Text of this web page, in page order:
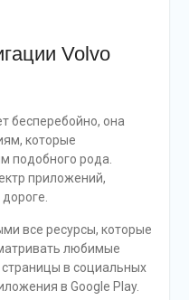
Volvo
бесперебойно, она
которые
подобного рода.
приложений,
все ресурсы, которые
любимые
в социальных
в Google Play.